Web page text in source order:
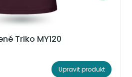
Triko MY120
Upravit produkt